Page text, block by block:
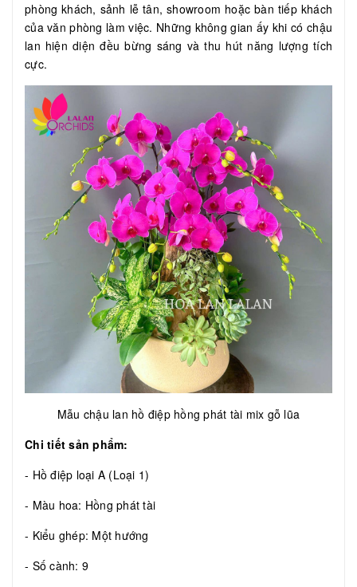
phòng khách, sảnh lễ tân, showroom hoặc bàn tiếp khách
của văn phòng làm việc. Những không gian ấy khi có chậu
lan hiện diện đều bừng sáng và thu hút năng lượng tích
cực.
Mẫu chậu lan hồ điệp hồng phát tài mix gỗ lũa
Chi tiết sản phẩm:
- Hồ điệp loại A (Loại 1)
- Màu hoa: Hồng phát tài
- Kiểu ghép: Một hướng
- Số cành: 9